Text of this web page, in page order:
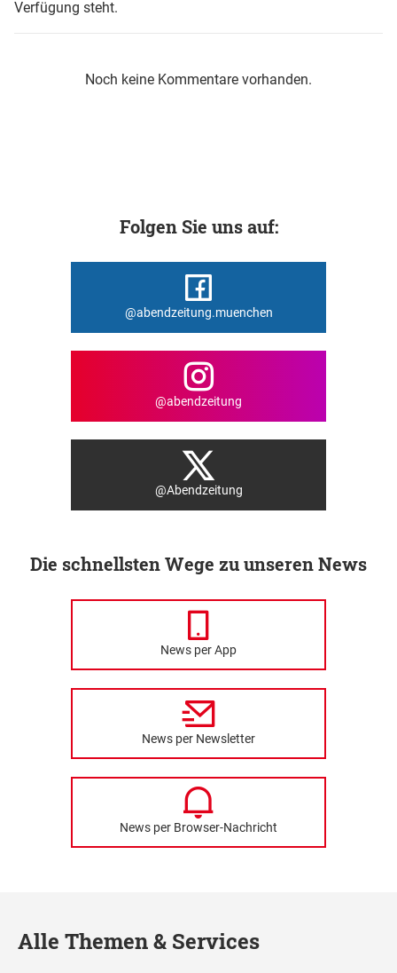
Verfügung steht.
Noch keine Kommentare vorhanden.
Folgen Sie uns auf:
@abendzeitung.muenchen
@abendzeitung
@Abendzeitung
Die schnellsten Wege zu unseren News
News per App
News per Newsletter
News per Browser-Nachricht
Alle Themen & Services